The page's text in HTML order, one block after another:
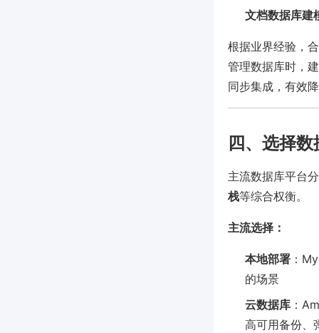
文档数据库建
根据业界经验，
管理数据库时，
同步集成，有效
四、选择
主流数据库平台
栈等综合权衡。
主流选择：
本地部署 ：
的场景
云数据库 ：
高可用备份、